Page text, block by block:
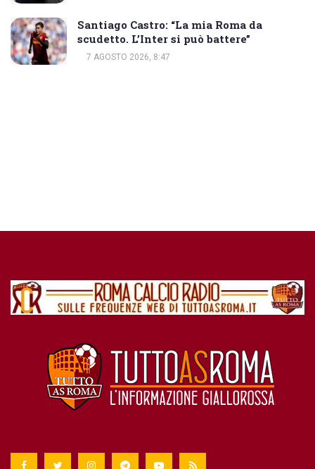
Santiago Castro: “La mia Roma da
scudetto. L’Inter si può battere”
7 AGOSTO 2026, 8:47